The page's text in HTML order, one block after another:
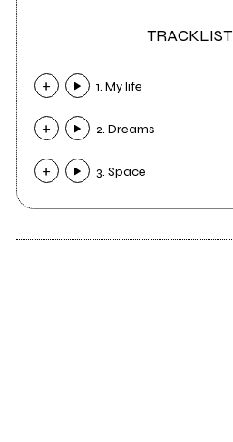
TRACKLIST
1. My life
2. Dreams
3. Space